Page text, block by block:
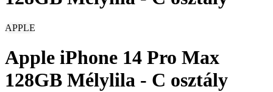
APPLE
Apple iPhone 14 Pro Max
128GB Mélylila - C osztály